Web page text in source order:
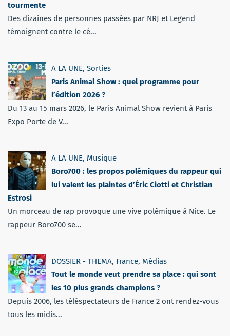
tourmente
Des dizaines de personnes passées par NRJ et Legend
témoignent contre le cé...
A LA UNE, Sorties
Paris Animal Show : quel programme pour
l’édition 2026 ?
Du 13 au 15 mars 2026, le Paris Animal Show revient à Paris
Expo Porte de V...
A LA UNE, Musique
Boro700 : les propos polémiques du rappeur qui
lui valent les plaintes d’Éric Ciotti et Christian
Estrosi
Un morceau de rap provoque une vive polémique à Nice. Le
rappeur Boro700 se...
DOSSIER - THEMA, France, Médias
Tout le monde veut prendre sa place : qui sont
les 10 plus grands champions ?
Depuis 2006, les téléspectateurs de France 2 ont rendez-vous
tous les midis...